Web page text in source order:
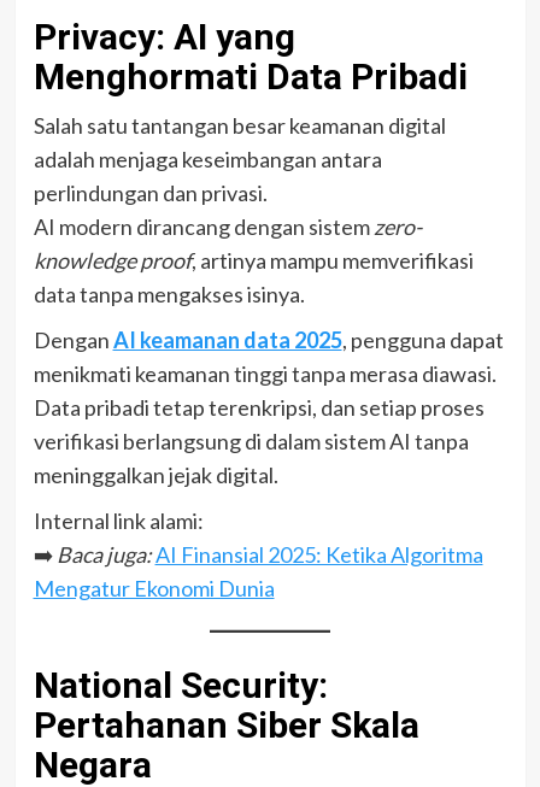
Privacy: AI yang
Menghormati Data Pribadi
Salah satu tantangan besar keamanan digital
adalah menjaga keseimbangan antara
perlindungan dan privasi.
AI modern dirancang dengan sistemzero-
knowledge proof, artinya mampu memverifikasi
data tanpa mengakses isinya.
DenganAI keamanan data 2025, pengguna dapat
menikmati keamanan tinggi tanpa merasa diawasi.
Data pribadi tetap terenkripsi, dan setiap proses
verifikasi berlangsung di dalam sistem AI tanpa
meninggalkan jejak digital.
Internal link alami:
➡️ Baca juga:AI Finansial 2025: Ketika Algoritma
Mengatur Ekonomi Dunia
National Security:
Pertahanan Siber Skala
Negara